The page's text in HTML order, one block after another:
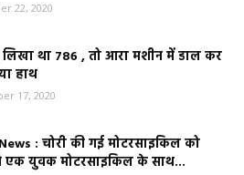
22, 2020
था 786 , तो आरा मशीन में डाल कर
हाथ
17, 2020
: चोरी की गई मोटरसाइकिल को
एक युवक मोटरसाइकिल के साथ...